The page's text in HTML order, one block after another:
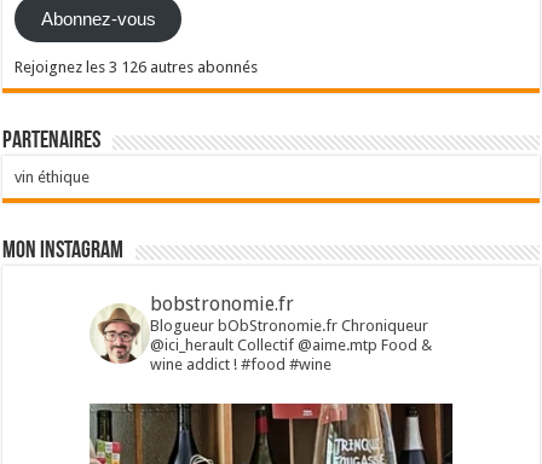
Abonnez-vous
Rejoignez les 3 126 autres abonnés
Partenaires
vin éthique
Mon Instagram
bobstronomie.fr
Blogueur bObStronomie.fr Chroniqueur
@ici_heraultCollectif @aime.mtp Food &
wine addict !#food #wine